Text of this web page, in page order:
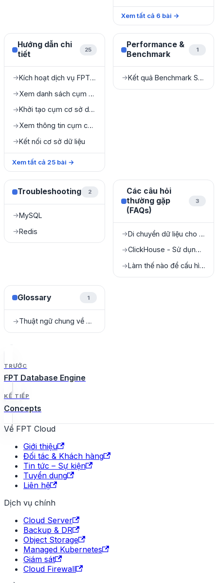
Xem tất cả 6 bài →
Hướng dẫn chi
tiết
25
→ Kích hoạt dịch vụ FPT Database Engine
→ Xem danh sách cụm cơ sở dữ liệu
→ Khởi tạo cụm cơ sở dữ liệu
→ Xem thông tin cụm cơ sở dữ liệu
→Kết nối cơ sở dữ liệu
Xem tất cả 25 bài →
Performance &
Benchmark
1
→ Kết quả Benchmark Sysbench
Troubleshooting 2
→MySQL
→Redis
Các câu hỏi
thường gặp
(FAQs)
3
→ Di chuyển dữ liệu cho SQL Server
→ ClickHouse - Sử dụng High Availability (HA)
→ Làm thế nào để cấu hình NAT cho Kafka?
Glossary 1
→ Thuật ngữ chung về Cloud & DBaaS
TRƯỚC
FPT Database Engine
KẾ TIẾP
Concepts
Về FPT Cloud
Giới thiệu
Đối tác & Khách hàng
Tin tức – Sự kiện
Tuyển dụng
Liên hệ
Dịch vụ chính
Cloud Server
Backup & DR
Object Storage
Managed Kubernetes
Giám sát
Cloud Firewall